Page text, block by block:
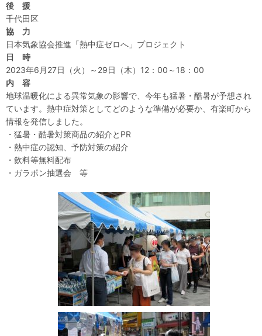
後 援
千代田区
協 力
日本気象協会推進「熱中症ゼロへ」プロジェクト
日 時
2023年6月27日（火）～29日（木）12：00～18：00
内 容
地球温暖化による異常気象の影響で、今年も猛暑・酷暑が予想され
ています。熱中症対策としてどのような準備が必要か、有楽町から
情報を発信しました。
・猛暑・酷暑対策商品の紹介とPR
・熱中症の認知、予防対策の紹介
・飲料等無料配布
・ガラポン抽選会 等